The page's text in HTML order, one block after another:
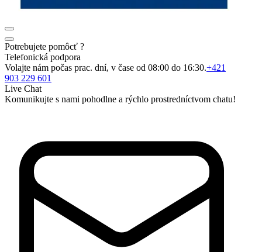
Potrebujete pomôcť ?
Telefonická podpora
Volajte nám počas prac. dní, v čase od 08:00 do 16:30.+421
903 229 601
Live Chat
Komunikujte s nami pohodlne a rýchlo prostredníctvom chatu!